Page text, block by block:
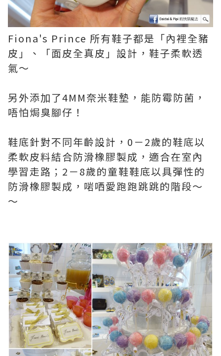
Fiona's Prince 所有鞋子都是「內裡全豬
皮」、「面皮全真皮」設計，鞋子柔軟透
氣～
另外添加了4MM奈米鞋墊，能防霉防菌，
唔怕焗臭腳仔！
鞋底針對不同年齡設計，0－2歲的鞋底以
柔軟皮料結合防滑橡膠製成，適合在室內
學習走路；2－8歲的童鞋鞋底以具彈性的
防滑橡膠製成，啱哂愛跑跑跳跳的階段～
～